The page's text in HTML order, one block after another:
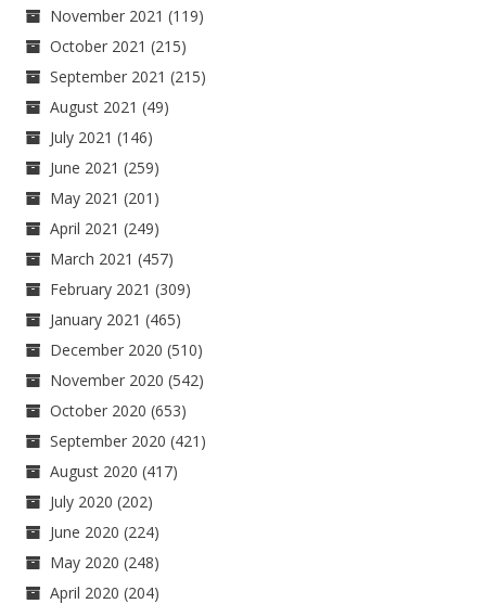
November 2021 (119)
October 2021 (215)
September 2021 (215)
August 2021 (49)
July 2021 (146)
June 2021 (259)
May 2021 (201)
April 2021 (249)
March 2021 (457)
February 2021 (309)
January 2021 (465)
December 2020 (510)
November 2020 (542)
October 2020 (653)
September 2020 (421)
August 2020 (417)
July 2020 (202)
June 2020 (224)
May 2020 (248)
April 2020 (204)